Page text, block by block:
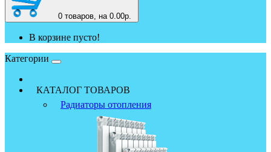
0 товаров, на 0.00р.
В корзине пусто!
Категории
КАТАЛОГ ТОВАРОВ
Радиаторы отопления